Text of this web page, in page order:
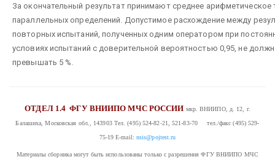
За окончательный результат принимают среднее арифметическое
параллельных определений. Допустимое расхождение между
повторных испытаний, полученных одним оператором при
условиях испытаний с доверительной вероятностью 0,95, не
превышать 5 %.
ОТДЕЛ 1.4ФГУ ВНИИПО МЧС РОССИИ мкр. ВНИИПО, д. 12, г.
Балашиха, Московская обл., 143903Тел. (495) 524-82-21, 521-83-70 тел./факс (495) 529-
75-19 E-mail: nsis@pojtest.ru
Материалы сборника могут быть использованы только с разрешения ФГУ ВНИИПО МЧС